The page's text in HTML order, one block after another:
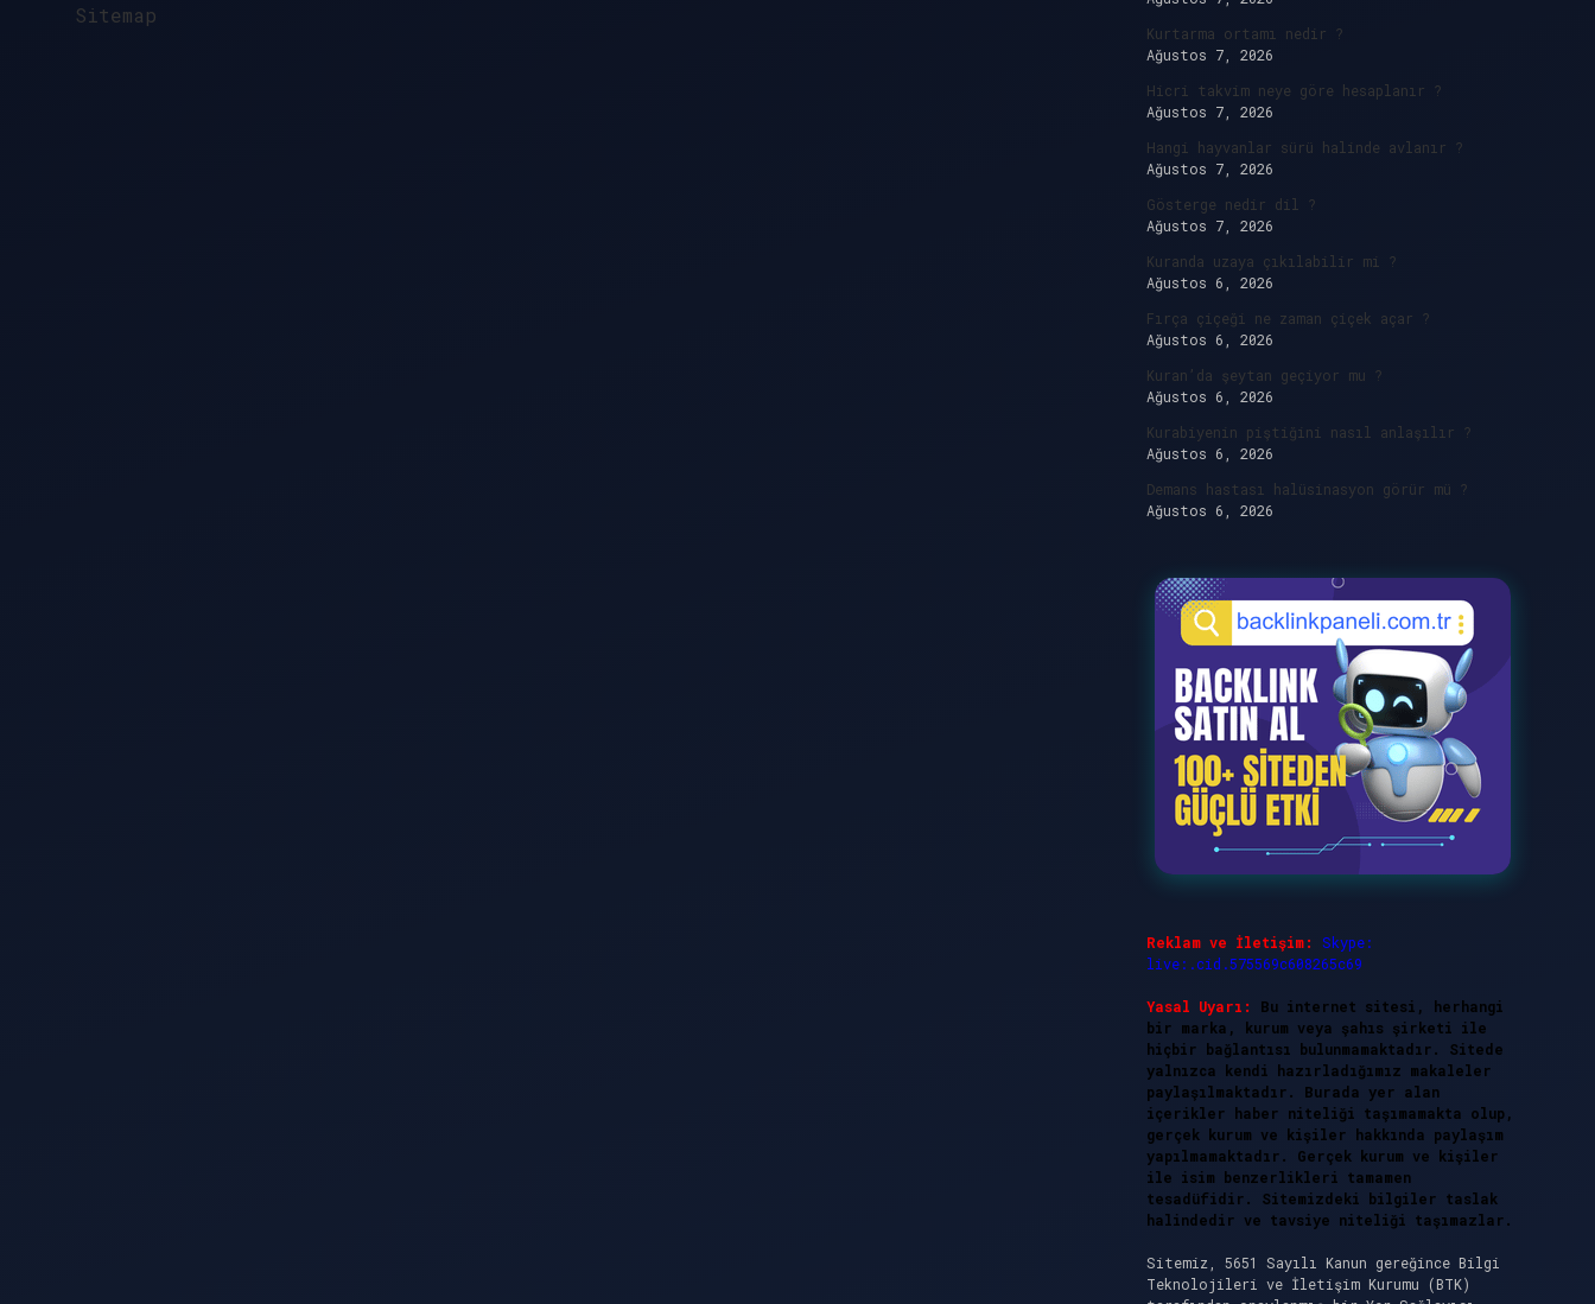
Sitemap
Kurtarma ortamı nedir ?
Ağustos 7, 2026
Hicri takvim neye göre hesaplanır ?
Ağustos 7, 2026
Hangi hayvanlar sürü halinde avlanır ?
Ağustos 7, 2026
Gösterge nedir dil ?
Ağustos 7, 2026
Kuranda uzaya çıkılabilir mi ?
Ağustos 6, 2026
Fırça çiçeği ne zaman çiçek açar ?
Ağustos 6, 2026
Kuran’da şeytan geçiyor mu ?
Ağustos 6, 2026
Kurabiyenin piştiğini nasıl anlaşılır ?
Ağustos 6, 2026
Demans hastası halüsinasyon görür mü ?
Ağustos 6, 2026
Reklam ve İletişim:
Skype:
live:.cid.575569c608265c69
Yasal Uyarı:
Bu internet sitesi, herhangi
bir marka, kurum veya şahıs şirketi ile
hiçbir bağlantısı bulunmamaktadır. Sitede
yalnızca kendi hazırladığımız makaleler
paylaşılmaktadır. Burada yer alan
içerikler haber niteliği taşımamakta olup,
gerçek kurum ve kişiler hakkında paylaşım
yapılmamaktadır. Gerçek kurum ve kişiler
ile isim benzerlikleri tamamen
tesadüfidir. Sitemizdeki bilgiler taslak
halindedir ve tavsiye niteliği taşımazlar.
Sitemiz, 5651 Sayılı Kanun gereğince Bilgi
Teknolojileri ve İletişim Kurumu (BTK)